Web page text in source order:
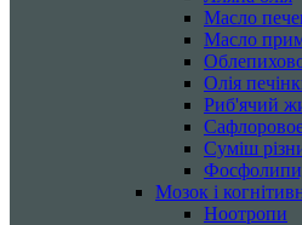
Масло
Масло
Олія
Риб'ячий
Суміш
Мозок і
Ноотропи